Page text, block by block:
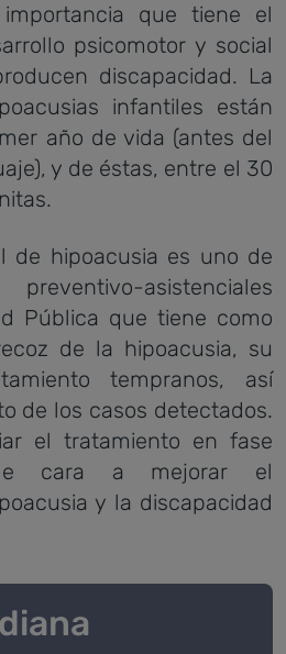
que tiene el
psicomotor y social
discapacidad. La
infantiles están
año de vida (antes del
y de éstas, entre el 30
de hipoacusia es uno de
asistenciales
Pública que tiene como
de la hipoacusia, su
tempranos, así
de los casos detectados.
el tratamiento en fase
de cara a mejorar el
y la discapacidad